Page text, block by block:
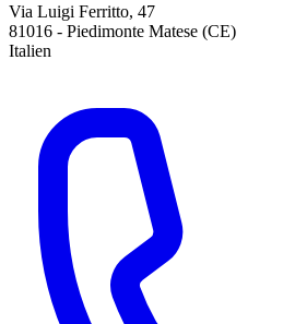
Via Luigi Ferritto, 47
81016 - Piedimonte Matese (CE)
Italien